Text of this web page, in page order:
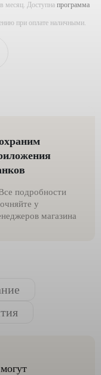
месяц. Доступна программа
при оплате наличными.
подробности
у
магазина